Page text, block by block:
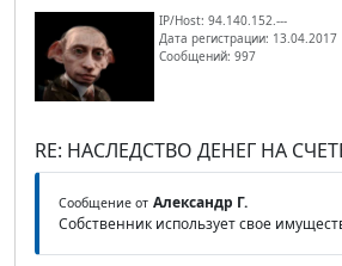
IP/Host: 94.140.152.---
Дата регистрации: 13.04.2017
Сообщений: 997
RE: НАСЛЕДСТВО ДЕНЕГ НА
Сообщение от Александр Г.
Собственник использует свое